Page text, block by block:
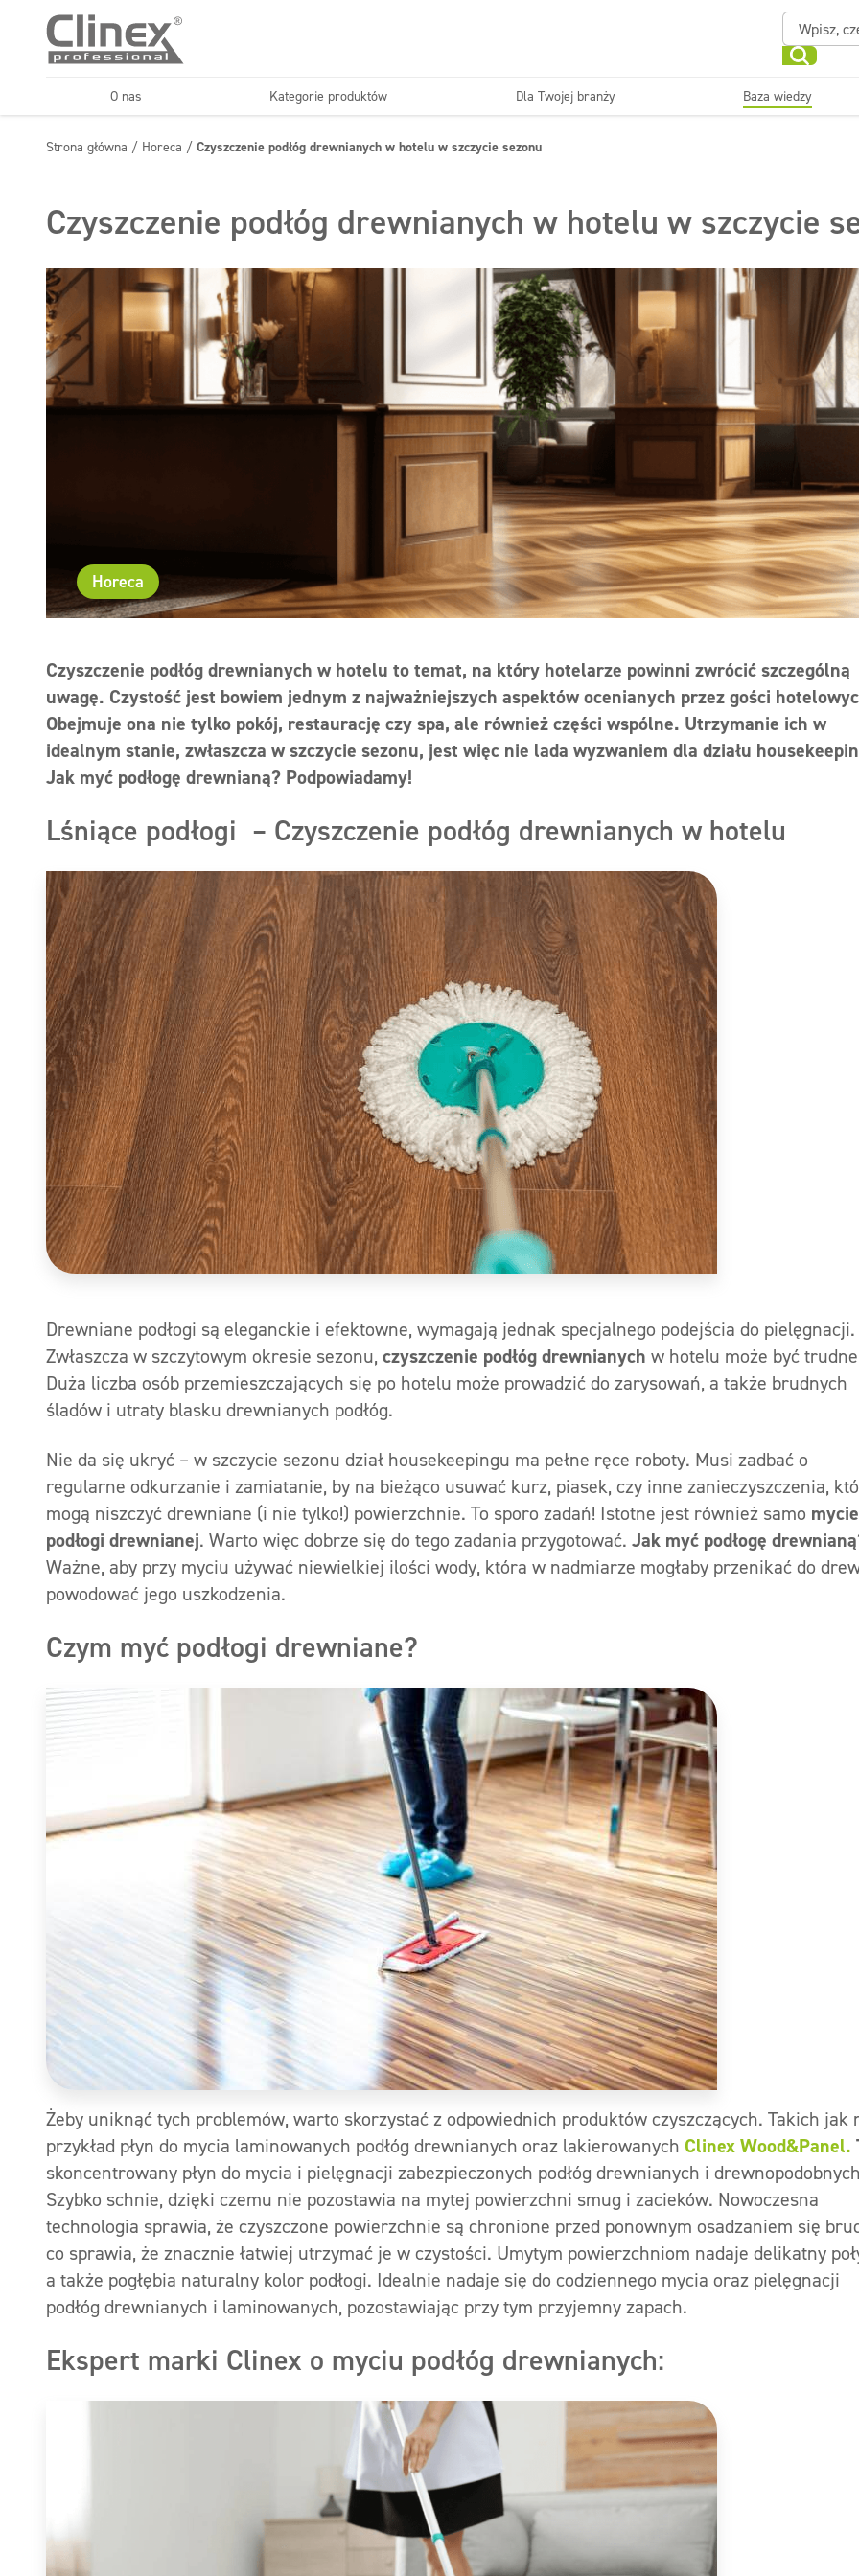
O nas Kategorie produktów Dla Twojej branży
Horeca Firmy sprzątające
Baza wiedzy
Strona główna / Horeca / Czyszczenie podłóg drewnianych w hotelu w szczycie sezonu
Czyszczenie podłóg drewnianych w hotelu w szczycie
Horeca
Czyszczenie podłóg drewnianych w hotelu to temat, na który hotelarze powinni zwrócić szczególną
uwagę. Czystość jest bowiem jednym z najważniejszych aspektów ocenianych przez gości
Obejmuje ona nie tylko pokój, restaurację czy spa, ale również części wspólne. Utrzymanie ich w
idealnym stanie, zwłaszcza w szczycie sezonu, jest więc nie lada wyzwaniem dla działu
Jak myć podłogę drewnianą? Podpowiadamy!
Lśniące podłogi – Czyszczenie podłóg drewnianych w hotelu
Drewniane podłogi są eleganckie i efektowne, wymagają jednak specjalnego podejścia do pielęgnacji.
Zwłaszcza w szczytowym okresie sezonu, czyszczenie podłóg drewnianych w hotelu może być
Duża liczba osób przemieszczających się po hotelu może prowadzić do zarysowań, a także brudnych
śladów i utraty blasku drewnianych podłóg.
Nie da się ukryć – w szczycie sezonu dział housekeepingu ma pełne ręce roboty. Musi zadbać o
regularne odkurzanie i zamiatanie, by na bieżąco usuwać kurz, piasek, czy inne zanieczyszczenia,
mogą niszczyć drewniane (i nie tylko!) powierzchnie. To sporo zadań! Istotne jest również samo mycie
podłogi drewnianej. Warto więc dobrze się do tego zadania przygotować. Jak myć podłogę
Ważne, aby przy myciu używać niewielkiej ilości wody, która w nadmiarze mogłaby przenikać do
powodować jego uszkodzenia.
Czym myć podłogi drewniane?
Żeby uniknąć tych problemów, warto skorzystać z odpowiednich produktów czyszczących. Takich jak
przykład płyn do mycia laminowanych podłóg drewnianych oraz lakierowanych Clinex Wood&Panel.
skoncentrowany płyn do mycia i pielęgnacji zabezpieczonych podłóg drewnianych i
Szybko schnie, dzięki czemu nie pozostawia na mytej powierzchni smug i zacieków. Nowoczesna
technologia sprawia, że czyszczone powierzchnie są chronione przed ponownym osadzaniem się
co sprawia, że znacznie łatwiej utrzymać je w czystości. Umytym powierzchniom nadaje delikatny
a także pogłębia naturalny kolor podłogi. Idealnie nadaje się do codziennego mycia oraz pielęgnacji
podłóg drewnianych i laminowanych, pozostawiając przy tym przyjemny zapach.
Ekspert marki Clinex o myciu podłóg drewnianych: